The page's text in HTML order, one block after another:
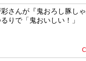
彩さんが『鬼おろし豚し
りで「鬼おいしい！」